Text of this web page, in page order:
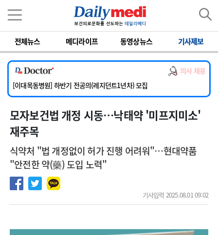
전체뉴스 메디라이프 동영상뉴스 기사제보
의사 채용
[서울아산병원] 2026년 하반기 인턴 모집
[영남대학교의료원] 마취통증의학과 임기제 임상의사 채용
[충남대학교병원] 소아청소년과(소아응급전담) 계약직 의사 공개채용
[동부병원] 계약직(응급의학과 전문의) 직원모집
[이대목동병원] 하반기 전공의(레지던트1년차) 모집
[서울아산병원] 2026년 하반기 인턴 모집
[영남대학교의료원] 마취통증의학과 임기제 임상의사 채용
모자보건법 개정 시동…낙태약 '미프지미소'
재주목
식약처 "법 개정없이 허가 진행 어려워"…현대약품
"안전한 약(藥) 도입 노력"
기사입력 2025.08.01 09:02